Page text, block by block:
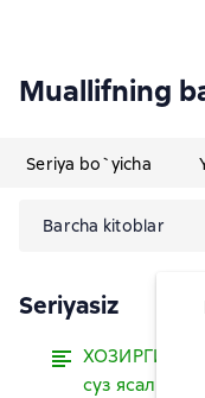
Muallifning
Seriya bo`yicha
Barcha kitoblar
Seriyasiz
ХОЗИРГИ
суз ясалиши